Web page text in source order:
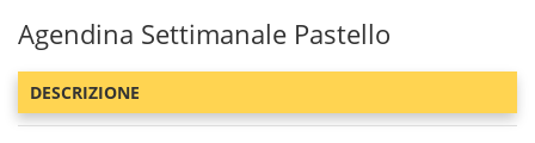
Agendina Settimanale Pastello
DESCRIZIONE